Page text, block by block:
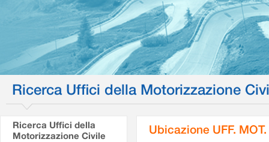
Ricerca Uffici della Motorizzazione
Ricerca Uffici della
Motorizzazione Civile
Ubicazione UFF.